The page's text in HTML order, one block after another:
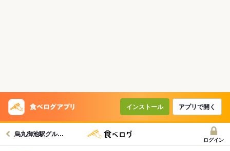
インストール アプリで開く
烏丸御池駅グルメへ
ログイン